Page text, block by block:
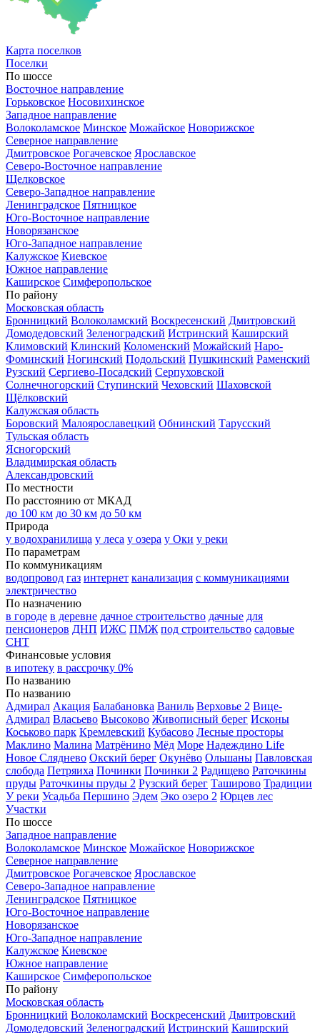
Карта поселков
Поселки
По шоссе
Восточное направление
Горьковское Носовихинское
Западное направление
Волоколамское Минское Можайское Новорижское
Северное направление
Дмитровское Рогачевское Ярославское
Северо-Восточное направление
Щелковское
Северо-Западное направление
Ленинградское Пятницкое
Юго-Восточное направление
Новорязанское
Юго-Западное направление
Калужское Киевское
Южное направление
Каширское Симферопольское
По району
Московская область
Бронницкий Волоколамский Воскресенский Дмитровский
Домодедовский Зеленоградский Истринский Каширский
Климовский Клинский Коломенский Можайский Наро-
Фоминский Ногинский Подольский Пушкинский Раменский
Рузский Сергиево-Посадский Серпуховской
Солнечногорский Ступинский Чеховский Шаховской
Щёлковский
Калужская область
Боровский Малоярославецкий Обнинский Тарусский
Тульская область
Ясногорский
Владимирская область
Александровский
По местности
По расстоянию от МКАД
до 100 км до 30 км до 50 км
Природа
у водохранилища у леса у озера у Оки у реки
По параметрам
По коммуникациям
водопровод газ интернет канализация с коммуникациями
электричество
По назначению
в городе в деревне дачное строительство дачные для
пенсионеров ДНП ИЖС ПМЖ под строительство садовые
СНТ
Финансовые условия
в ипотеку в рассрочку 0%
По названию
По названию
Адмирал Акация Балабановка Ваниль Верховье 2 Вице-
Адмирал Власьево Высоково Живописный берег Исконы
Коськово парк Кремлевский Кубасово Лесные просторы
Маклино Малина Матрёнино Мёд Море Надеждино Life
Новое Сляднево Окский берег Окунёво Ольшаны Павловская
слобода Петряиха Починки Починки 2 Радищево Раточкины
пруды Раточкины пруды 2 Рузский берег Таширово Традиции
У реки Усадьба Першино Эдем Эко озеро 2 Юрцев лес
Участки
По шоссе
Западное направление
Волоколамское Минское Можайское Новорижское
Северное направление
Дмитровское Рогачевское Ярославское
Северо-Западное направление
Ленинградское Пятницкое
Юго-Восточное направление
Новорязанское
Юго-Западное направление
Калужское Киевское
Южное направление
Каширское Симферопольское
По району
Московская область
Бронницкий Волоколамский Воскресенский Дмитровский
Домодедовский Зеленоградский Истринский Каширский